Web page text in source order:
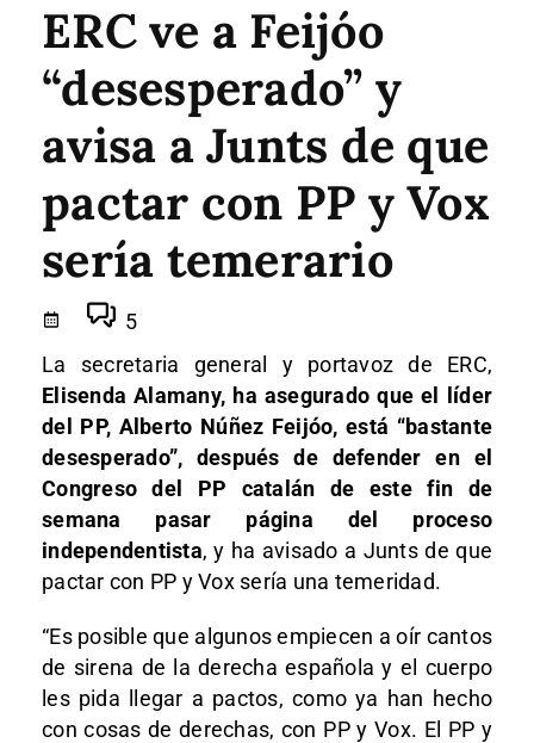
ERC ve a Feijóo
“desesperado” y
avisa a Junts de que
pactar con PP y Vox
sería temerario
5
La secretaria general y portavoz de ERC,
Elisenda Alamany, ha asegurado que el líder
del PP, Alberto Núñez Feijóo, está “bastante
desesperado”, después de defender en el
Congreso del PP catalán de este fin de
semana pasar página del proceso
independentista, y ha avisado a Junts de que
pactar con PP y Vox sería una temeridad.
“Es posible que algunos empiecen a oír cantos
de sirena de la derecha española y el cuerpo
les pida llegar a pactos, como ya han hecho
con cosas de derechas, con PP y Vox. El PP y